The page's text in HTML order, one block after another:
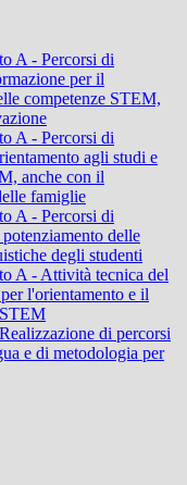
A - Percorsi di
per il
competenze STEM,
A - Percorsi di
agli studi e
anche con il
famiglie
A - Percorsi di
delle
degli studenti
A - Attività tecnica del
l'orientamento e il
di percorsi
e di metodologia per